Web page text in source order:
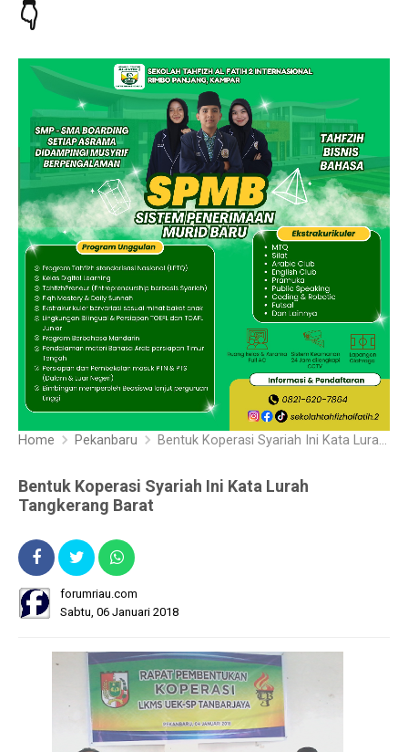
👇
Home Pekanbaru Bentuk Koperasi Syariah Ini Kata Lurah Tangkerang Barat
Bentuk Koperasi Syariah Ini Kata Lurah
Tangkerang Barat
forumriau.com
Sabtu, 06 Januari 2018